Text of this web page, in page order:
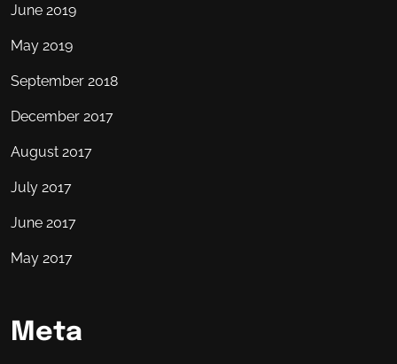
June 2019
May 2019
September 2018
December 2017
August 2017
July 2017
June 2017
May 2017
Meta